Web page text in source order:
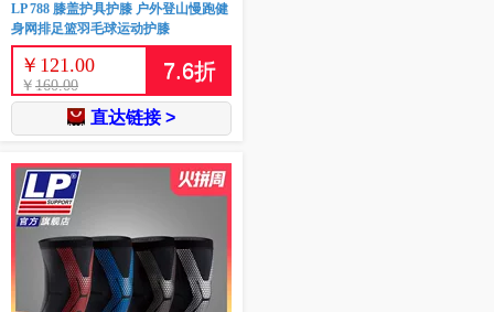
LP 788 膝盖护具护膝 户外登山慢跑健
身网排足篮羽毛球运动护膝
￥ 121.00
￥ 160.00
7.6折
直达链接 >